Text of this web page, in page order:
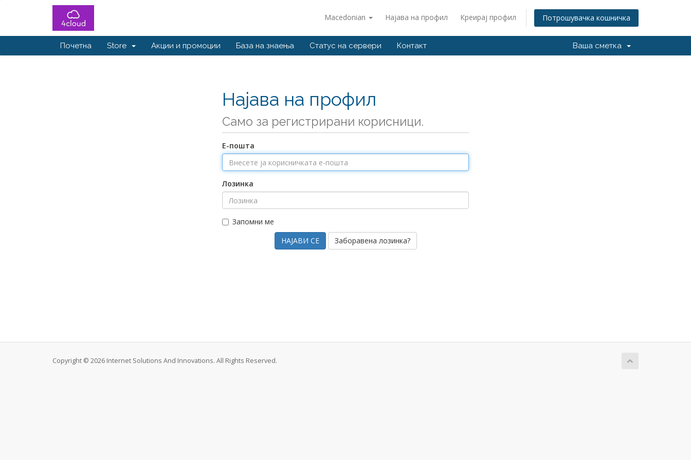
Macedonian Најава на профил Креирај профил Потрошувачка кошничка
Почетна Store Акции и промоции База на знаења Статус на сервери Контакт Ваша сметка
Најава на профил
Само за регистрирани корисници.
Е-пошта
Лозинка
Запомни ме
Заборавена лозинка?
Copyright © 2026 Internet Solutions And Innovations. All Rights Reserved.